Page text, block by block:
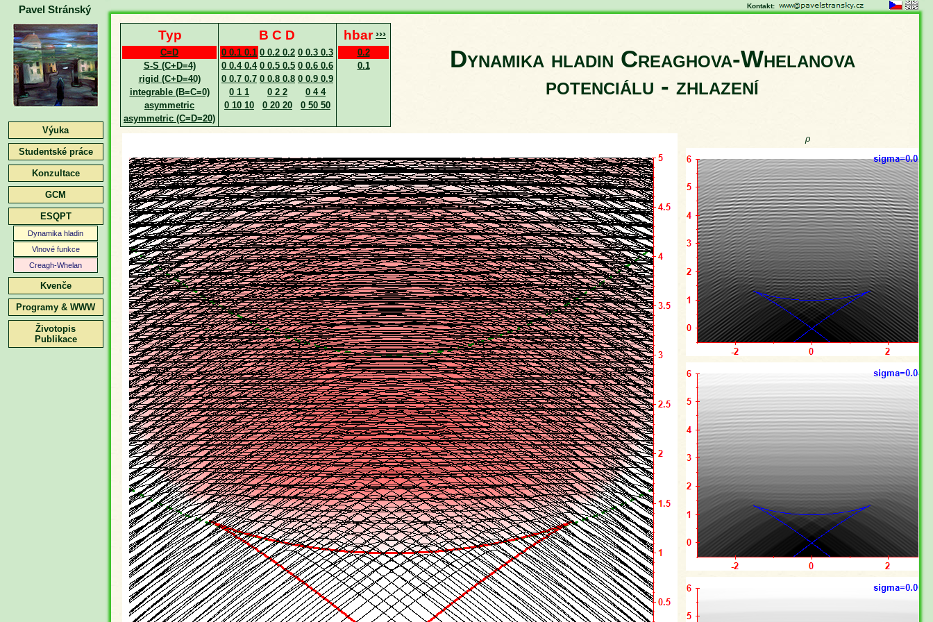
Pavel Stránský Kontakt:
Výuka
Studentské práce
Konzultace
GCM
ESQPT
Dynamika hladin
Vlnové funkce
Creagh-Whelan
Kvenče
Programy & WWW
Životopis
Publikace
Typ
C=D
S-S (C+D=4)
rigid (C+D=40)
integrable (B=C=0)
asymmetric
asymmetric (C=D=20)
B C D
0 0.1 0.1 0 0.2 0.2 0 0.3 0.3
0 0.4 0.4 0 0.5 0.5 0 0.6 0.6
0 0.7 0.7 0 0.8 0.8 0 0.9 0.9
0 1 1
0 2 2
0 4 4
0 10 10
0 20 20 0 50 50
hbar ›››
0.2
0.1
Dynamika hladin Creaghova-Whelanova
potenciálu - zhlazení
ρ